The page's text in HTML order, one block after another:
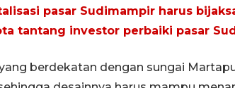
pasar Sudimampir harus
tantang investor perbaiki pasar
berdekatan dengan sungai